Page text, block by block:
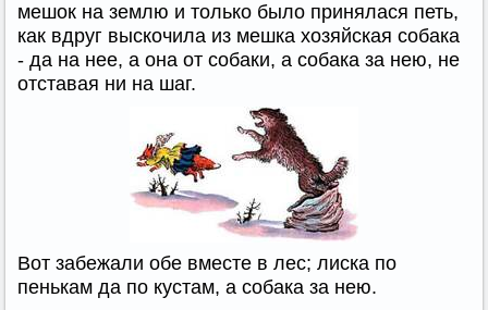
мешок на землю и только было принялася петь,
как вдруг выскочила из мешка хозяйская собака
- да на нее, а она от собаки, а собака за нею, не
отставая ни на шаг.
Вот забежали обе вместе в лес; лиска по
пенькам да по кустам, а собака за нею.